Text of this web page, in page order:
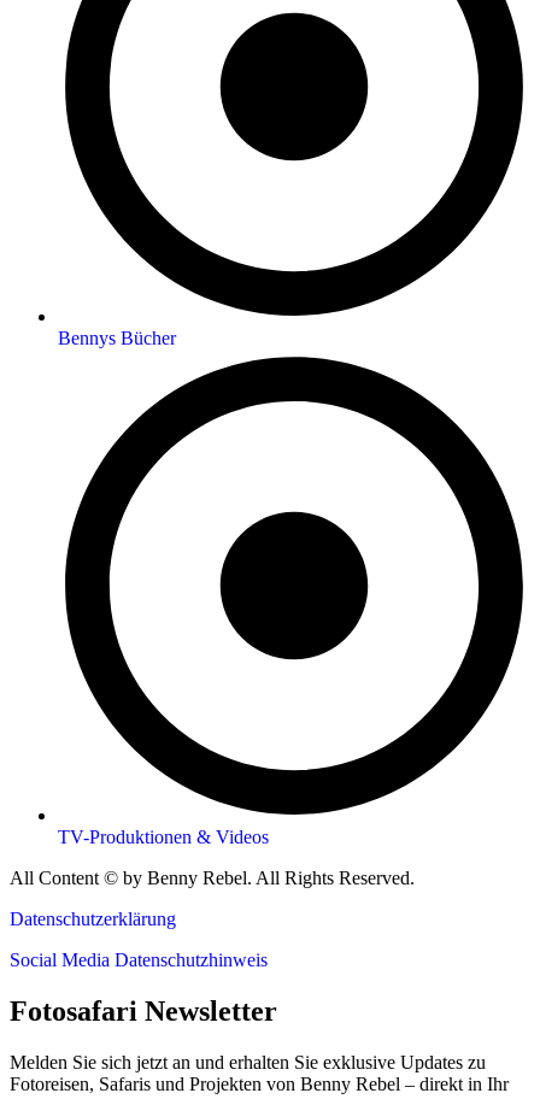
Bennys Bücher
TV-Produktionen & Videos
All Content © by Benny Rebel. All Rights Reserved.
Datenschutzerklärung
Social Media Datenschutzhinweis
Fotosafari Newsletter
Melden Sie sich jetzt an und erhalten Sie exklusive Updates zu
Fotoreisen, Safaris und Projekten von Benny Rebel – direkt in Ihr